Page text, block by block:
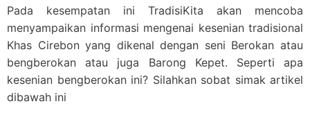
Pada kesempatan ini TradisiKita akan mencoba
menyampaikan informasi mengenai kesenian tradisional
Khas Cirebon yang dikenal dengan seni Berokan atau
bengberokan atau juga Barong Kepet. Seperti apa
kesenian bengberokan ini? Silahkan sobat simak artikel
dibawah ini